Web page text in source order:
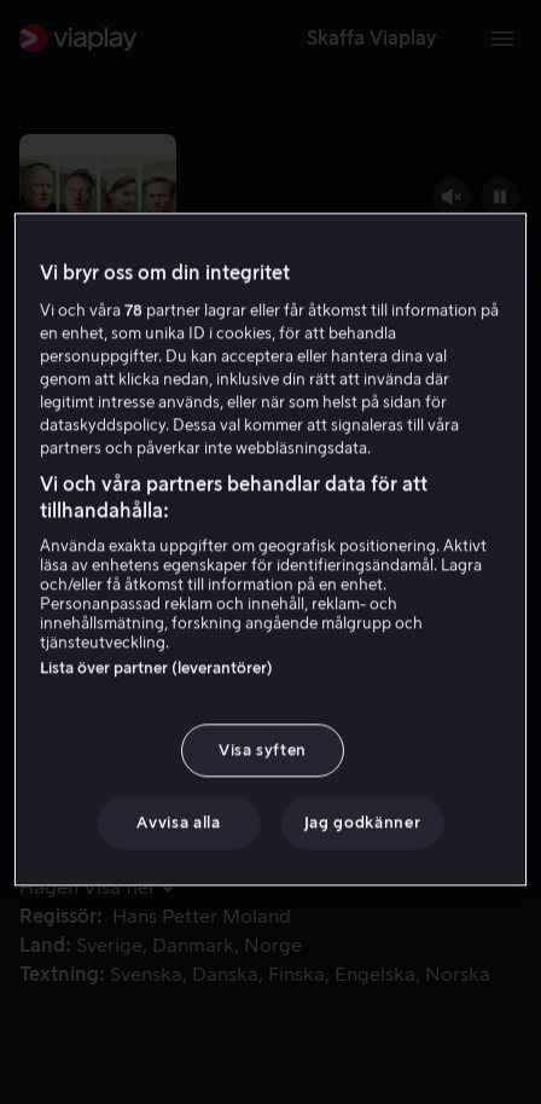
Skaffa Viaplay
Out Stealing Horses
6.5 Drama 2019 1 h 58 min
11 år
HD
Skaffa Viaplay
Året är 1999. Trond är 67 år gammal och har flyttat till
Året är 1999. Trond är 67 år gammal och har flyttat till
oväntat en granne, en man som han lärde känna
Medverkande Stellan Skarsgård
Tobias
Hagen Visa fler
Regissör
Hans Petter Moland
Land
Sverige Danmark
Norge
Textning
Svenska Danska Finska Engelska Norska
Vi bryr oss om din integritet
Vi och våra78 partner lagrar eller får åtkomst till information på
en enhet, som unika ID i cookies, för att behandla
personuppgifter. Du kan acceptera eller hantera dina val
genom att klicka nedan, inklusive din rätt att invända där
legitimt intresse används, eller när som helst på sidan för
dataskyddspolicy. Dessa val kommer att signaleras till våra
partners och påverkar inte webbläsningsdata.
Vi och våra partners behandlar data för att
tillhandahålla:
Använda exakta uppgifter om geografisk positionering. Aktivt
läsa av enhetens egenskaper för identifieringsändamål. Lagra
och/eller få åtkomst till information på en enhet.
Personanpassad reklam och innehåll, reklam- och
innehållsmätning, forskning angående målgrupp och
tjänsteutveckling.
Lista över partner (leverantörer)
Visa syften
Avvisa alla Jag godkänner